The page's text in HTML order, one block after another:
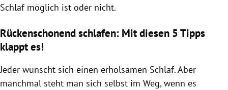
Schlaf möglich ist oder nicht.
Rückenschonend schlafen: Mit diesen 5 Tipps
klappt es!
Jeder wünscht sich einen erholsamen Schlaf. Aber
manchmal steht man sich selbst im Weg, wenn es